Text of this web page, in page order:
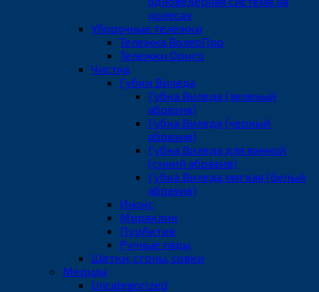
колесах
Уборочные тележки
Тележка ВолеоПро
Тележки Ориго
Чистка
Губки Виледа
Губка Виледа (зеленый
абразив)
Губка Виледа (черный
абразив)
Губка Виледа для ванной
(синий абразив)
Губка Виледа мягкая (белый
абразив)
Инокс
Мираклин
ПурАктив
Ручные пады
Щетки, сгоны, совки
Мерида
Uncategorized